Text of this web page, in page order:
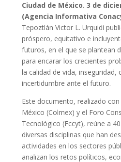
Ciudad de México. 3 de
(Agencia Informativa
Tepoztlán Victor L. Urquidi
próspero, equitativo e
futuros, en el que se plantean
para encarar los crecientes
la calidad de vida, inseguridad,
incertidumbre ante el futuro.
Este documento, realizado
México (Colmex) y el Foro
Tecnológico (Fccyt), reúne a
diversas disciplinas que han
actividades en los sectores
analizan los retos políticos,